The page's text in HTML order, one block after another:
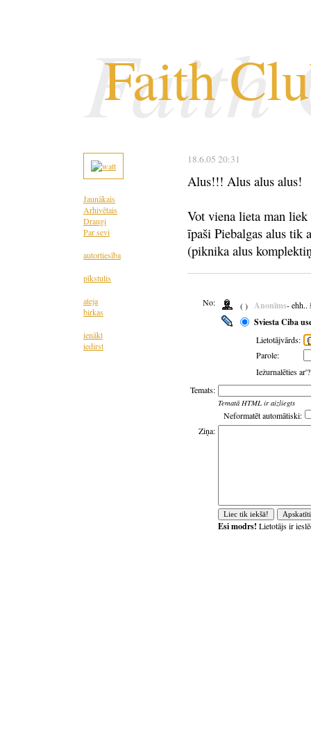
Faith
Faith
Jaunākais
Arhivētais
Draugi
Par sevi
autortiesība
pīkstulis
ateja
birkas
ienākt
iedirst
18.6.05 20:31
Alus!!! Alus alus alus!
Vot viena lieta man
īpaši Piebalgas alus tik
(piknika alus
No: ( ) Anonīms- ehh..
Sviesta Ciba
Lietotājvārds:
Parole:
Iežurnalēties
Temats:
Tematā HTML ir aizliegts
Neformatēt automātiski:
Ziņa:
Esi modrs! Lietotājs ir